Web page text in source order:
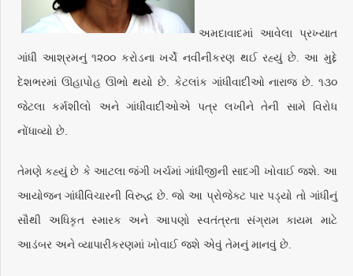
અમદાવાદમાં આવેલા પ્રખ્યાત
ગાંધી આશ્રમનું ૧૨૦૦ કરોડના ખર્ચે નવીનીકરણ થઈ રહ્યું છે. આ મુદ્દે
દેશભરમાં ઊહાપોહ ઊભો થયો છે. કેટલાંક ગાંધીવાદીઓ નારાજ છે. ૧૩૦
જેટલા કર્મશીલો અને ગાંધીવાદીઓએ પત્ર લખીને તેની સામે વિરોધ
નોંધાવ્યો છે.
તેમણે કહ્યું છે કે આટલા જંગી ખર્ચમાં ગાંધીજીની સાદગી ખોવાઈ જશે. આ
આયોજન ગાંધીવિચારની વિરુદ્ધ છે. જો આ પ્રોજેક્ટ પાર પડ્યો તો ગાંધીનું
સૌથી અધિકૃત સ્મારક અને આપણો સ્વતંત્રતા સંગ્રામ કાયમ માટે
આડંબર અને વ્યાપારીકરણમાં ખોવાઈ જશે એવું તેમનું માનવું છે.